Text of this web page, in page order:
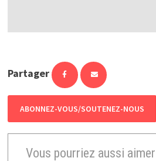
Partager
ABONNEZ-VOUS/SOUTENEZ-NOUS
Vous pourriez aussi aimer